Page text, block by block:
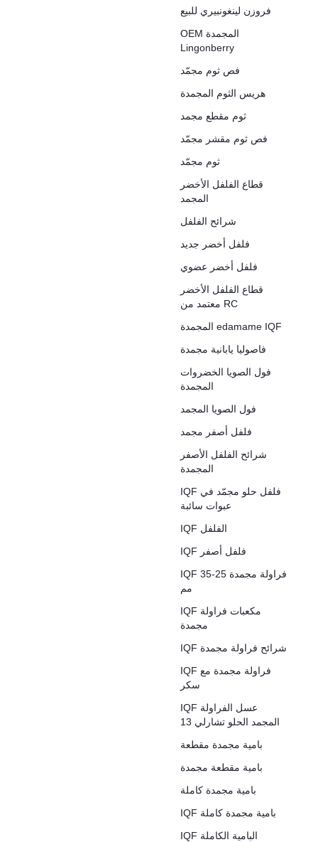
فروزن لينغونبيري للبيع
OEM المجمدة
Lingonberry
فص ثوم مجمّد
هريس الثوم المجمدة
ثوم مقطع مجمد
فص ثوم مقشر مجمّد
ثوم مجمّد
قطاع الفلفل الأخضر
المجمد
شرائح الفلفل
فلفل أخضر جديد
فلفل أخضر عضوي
قطاع الفلفل الأخضر
معتمد من RC
المجمدة edamame IQF
فاصوليا يابانية مجمدة
فول الصويا الخضروات
المجمدة
فول الصويا المجمد
فلفل أصفر مجمد
شرائح الفلفل الأصفر
المجمدة
IQF فلفل حلو مجمّد في
عبوات سائبة
IQF الفلفل
IQF فلفل أصفر
IQF فراولة مجمدة 25-35
مم
IQF مكعبات فراولة
مجمدة
IQF شرائح فراولة مجمدة
IQF فراولة مجمدة مع
سكر
IQF عسل الفراولة
المجمد الحلو تشارلي 13
بامية مجمدة مقطعة
بامية مقطعة مجمدة
بامية مجمدة كاملة
IQF بامية مجمدة كاملة
IQF البامية الكاملة